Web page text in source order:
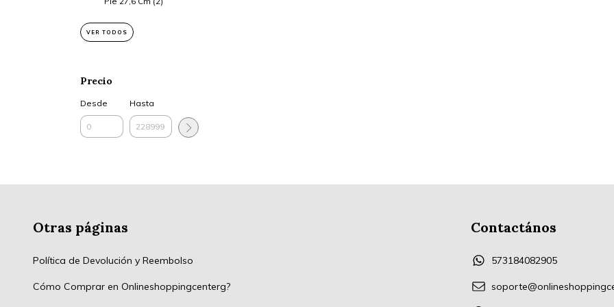
VER TODOS
Precio
Desde Hasta
Otras páginas
Política de Devolución y Reembolso
Cómo Comprar en Onlineshoppingcenterg?
Contactános
573184082905